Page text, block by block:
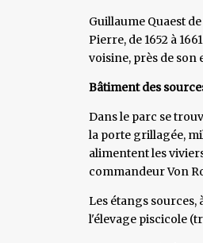
Guillaume Quaest
Pierre, de 1652 à
voisine, près de son
Bâtiment des
Dans le parc se
la porte grillagée,
alimentent les
commandeur Von
Les étangs sources,
l'élevage piscicole